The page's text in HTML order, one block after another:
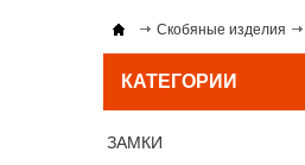
Скобяные изделия
КАТЕГОРИИ
ЗАМКИ